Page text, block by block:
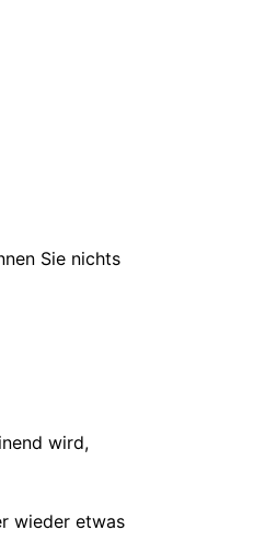
Sie nichts
wird,
wieder etwas